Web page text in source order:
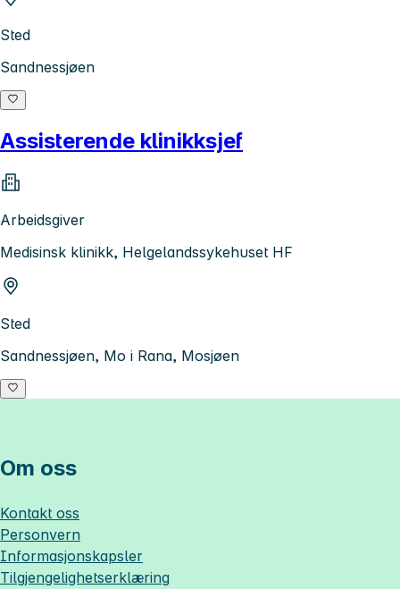
Sted
Sandnessjøen
Assisterende klinikksjef
Arbeidsgiver
Medisinsk klinikk, Helgelandssykehuset HF
Sted
Sandnessjøen, Mo i Rana, Mosjøen
Om oss
Kontakt oss
Personvern
Informasjonskapsler
Tilgjengelighetserklæring